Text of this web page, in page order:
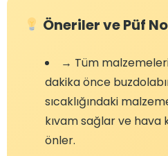
Öneriler ve Püf
→ Tüm
dakika önce
sıcaklığındaki
kıvam sağlar ve hava
önler.